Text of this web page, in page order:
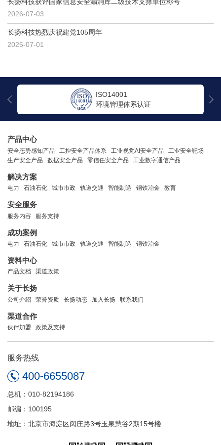
2026-07-03
长扬科技热烈庆祝建党105周年
2026-07-01
理体系认证
信息安全管理
产品中心
安全态势感知产品 工控安全产品体系 工业视觉AI安全产品
工业安全靶场
生产安全产品
数据安全产品 零信任安全产品 工业数字通信产品
解决方案
电力 石油石化 城市市政 轨道交通 智能制造 钢铁冶金 教育
安全服务
服务内容 服务支持
成功案例
电力 石油石化 城市市政 轨道交通 智能制造 钢铁冶金
资料中心
产品文档 渠道政策
关于长扬
公司介绍 荣誉资质 长扬动态 加入长扬 联系我们
渠道合作
伙伴加盟 政策及支持
服务热线
400-6655087
总机：010-82194186
邮编：100195
地址：北京市海淀区闵庄路3号玉泉慧谷2期15号楼